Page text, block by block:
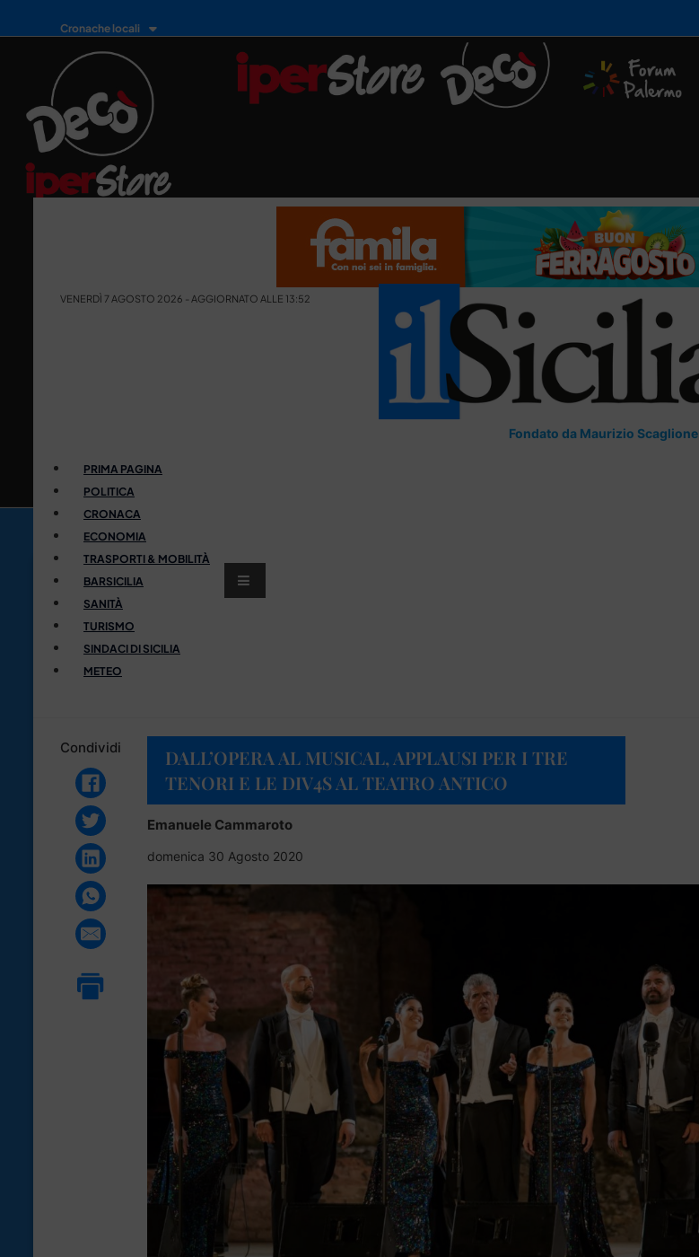
Cronache locali
VENERDÌ 7 AGOSTO 2026 - AGGIORNATO ALLE 13:52
Fondato da Maurizio Scaglione
PRIMA PAGINA
POLITICA
CRONACA
ECONOMIA
TRASPORTI & MOBILITÀ
BARSICILIA
SANITÀ
TURISMO
SINDACI DI SICILIA
METEO
Condividi
DALL’OPERA AL MUSICAL, APPLAUSI PER I TRE
TENORI E LE DIV4S AL TEATRO ANTICO
Emanuele Cammaroto
domenica 30 Agosto 2020